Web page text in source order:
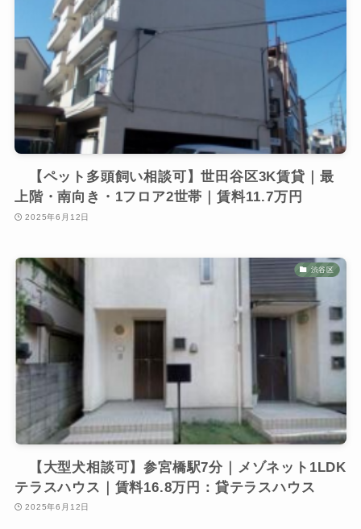
【ペット多頭飼い相談可】世田谷区3K賃貸｜最
上階・南向き・1フロア2世帯｜賃料11.7万円
2025年6月12日
渋谷区
【大型犬相談可】参宮橋駅7分｜メゾネット1LDK
テラスハウス｜賃料16.8万円：貸テラスハウス
2025年6月12日